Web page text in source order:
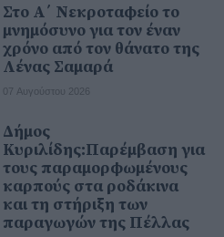
Στο Α΄ Νεκροταφείο το
μνημόσυνο για τον έναν
χρόνο από τον θάνατο της
Λένας Σαμαρά
07 Αυγούστου 2026
Δήμος
Κυριλίδης:Παρέμβαση για
τους παραμορφωμένους
καρπούς στα ροδάκινα
και τη στήριξη των
παραγωγών της Πέλλας